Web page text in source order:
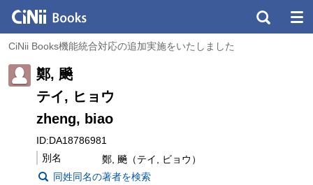
CiNii Books機能統合対応の追加実施をいたしました
鄭, 飈
テイ, ヒョウ
zheng, biao
ID:DA18786981
別名
鄭, 飈（テイ, ビョウ）
同姓同名の著者を検索